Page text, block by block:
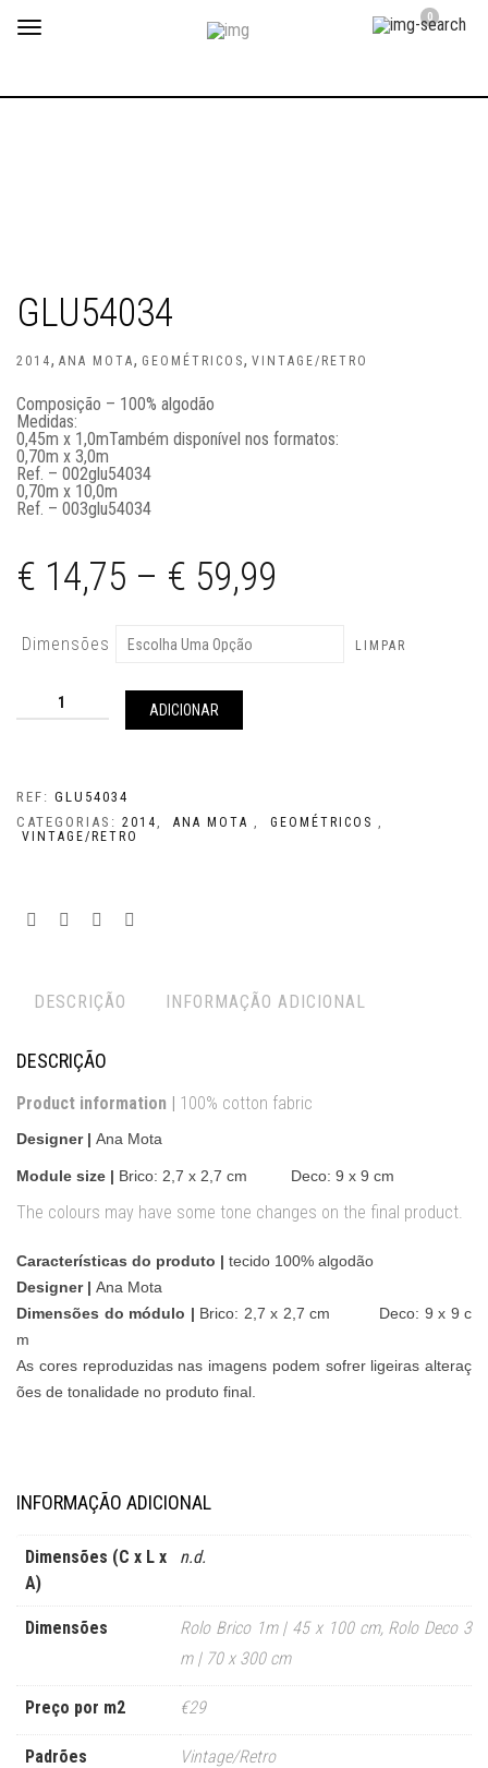
Toggle
0
GLU54034
2014, ANA MOTA, GEOMÉTRICOS, VINTAGE/RETRO
Composição – 100% algodão
Medidas:
0,45m x 1,0mTambém disponível nos formatos:
0,70m x 3,0m
Ref. – 002glu54034
0,70m x 10,0m
Ref. – 003glu54034
€ 14,75 – € 59,99
Dimensões LIMPAR
Quantidade
ADICIONAR
REF: GLU54034
CATEGORIAS: 2014, ANA MOTA , GEOMÉTRICOS ,
VINTAGE/RETRO
DESCRIÇÃO INFORMAÇÃO ADICIONAL
DESCRIÇÃO
Product information | 100% cotton fabric
Designer | Ana Mota
Module size | Brico: 2,7 x 2,7 cm Deco: 9 x 9 cm
The colours may have some tone changes on the final product.
Características do produto | tecido 100% algodão
Designer | Ana Mota
Dimensões do módulo | Brico: 2,7 x 2,7 cm Deco: 9 x 9 c
m
As cores reproduzidas nas imagens podem sofrer ligeiras alteraç
ões de tonalidade no produto final.
INFORMAÇÃO ADICIONAL
Dimensões (C x L x
A)
n.d.
Dimensões Rolo Brico 1m | 45 x 100 cm, Rolo Deco 3
m | 70 x 300 cm
Preço por m2 €29
Padrões Vintage/Retro